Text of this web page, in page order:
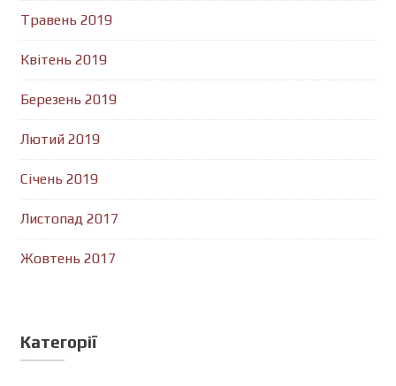
Травень 2019
Квітень 2019
Березень 2019
Лютий 2019
Січень 2019
Листопад 2017
Жовтень 2017
Категорії